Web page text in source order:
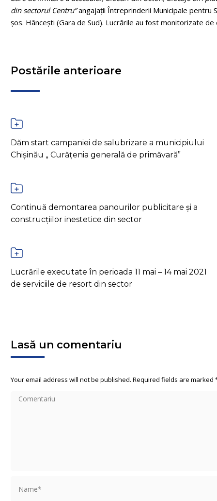
din sectorul Centru”angajații Întreprinderii Municipale pentru
șos. Hâncești (Gara de Sud). Lucrările au fost monitorizate
Postările anterioare
Dăm start campaniei de salubrizare a municipiului
Chișinău „ Curățenia generală de primăvară”
Continuă demontarea panourilor publicitare și a
construcțiilor inestetice din sector
Lucrările executate în perioada 11 mai – 14 mai 2021
de serviciile de resort din sector
Lasă un comentariu
Your email address will not be published. Required fields are marked
Comentariu